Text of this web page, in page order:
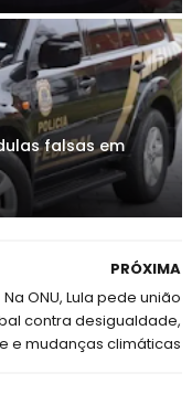
falsas em
PRÓXIMA
Na ONU, Lula pede união
contra desigualdade,
e mudanças climáticas